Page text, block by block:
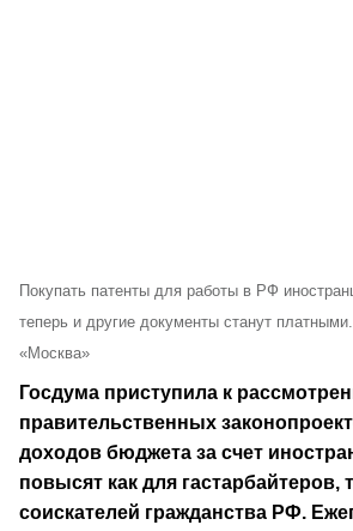
Покупать патенты для работы в РФ
теперь и другие документы станут
«Москва»
Госдума приступила к
правительственных
доходов бюджета за счет
повысят как для гастарбайтеров,
соискателей гражданства РФ.